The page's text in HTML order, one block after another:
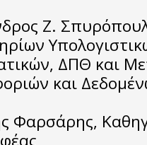
Ζ.
ΔΠΘ και
και
Φαρσάρης,